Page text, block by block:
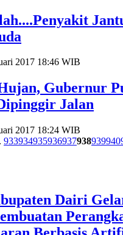
2017 18:46 WIB
Gubernur
Jalan
2017 18:24 WIB
933934935936937938939940
Dairi